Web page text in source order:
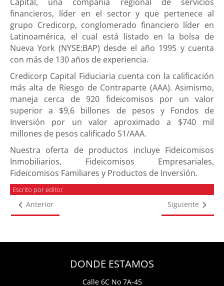
financieros, líder en el sector y que pertenece al
grupo Credicorp, conglomerado financiero líder en
Latinoamérica, el cual está listado en la bolsa de
Nueva York (NYSE:BAP) desde el año 1995 y cuenta
con más de 130 años de experiencia.
Credicorp Capital Fiduciaria cuenta con la calificación
más alta de Riesgo de Contraparte (AAA). Asimismo,
maneja cerca de 920 fideicomisos por un valor
superior a $9,6 billones de pesos y Fondos de
Inversión por un valor aproximado a $740 mil
millones de pesos calificado S1/AAA.
Nuestra oferta de productos incluye Fideicomisos
Inmobiliarios, Fideicomisos Empresariales,
Fideicomisos Familiares y Productos de Inversión.
Escrito por editor
Anterior Siguiente
DONDE ESTAMOS
Calle 6C No 7A-45